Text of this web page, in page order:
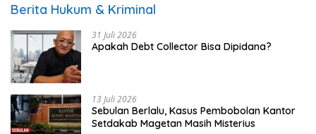
Berita Hukum & Kriminal
31 Juli 2026
Apakah Debt Collector Bisa Dipidana?
13 Juli 2026
Sebulan Berlalu, Kasus Pembobolan Kantor
Setdakab Magetan Masih Misterius